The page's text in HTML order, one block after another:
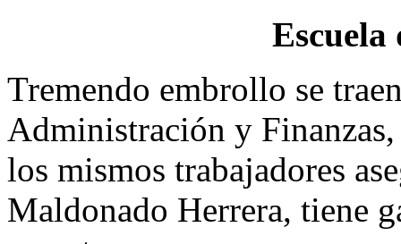
Tremendo embrollo se
Administración y
los mismos trabajadores
Maldonado Herrera, tiene